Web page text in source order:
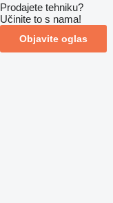
Prodajete tehniku?
Učinite to s nama!
Objavite oglas